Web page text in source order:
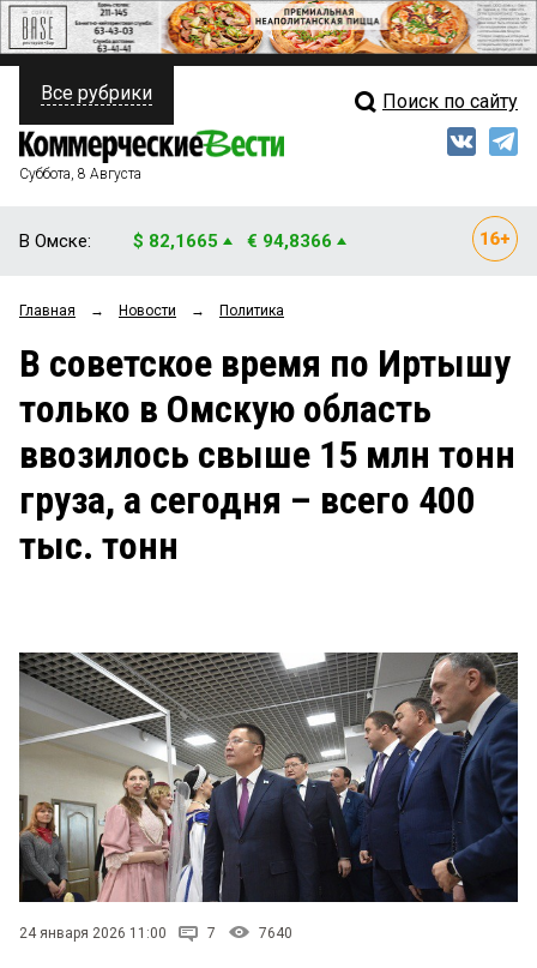
ПОЛИТИКА
ФИНАНСЫ
ОБЩЕСТВО
ЗАКОН
СТИЛЬ ЖИЗНИ
Свежий выпуск
Рейтинги
Блоги
Архив
Все рубрики Поиск по сайту
Суббота, 8 Августа
В Омске: $ 82,1665 € 94,8366
Главная → Новости → Политика
В советское время по Иртышу
только в Омскую область
ввозилось свыше 15 млн тонн
груза, а сегодня – всего 400
тыс. тонн
24 января 2026 11:00 7 7640